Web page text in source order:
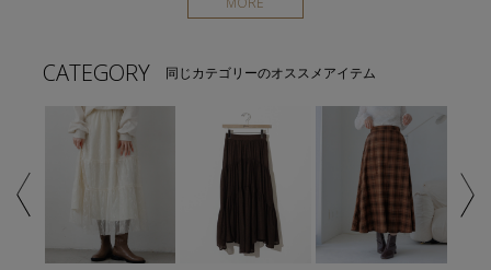
CATEGORY 同じカテゴリーのオススメアイテム